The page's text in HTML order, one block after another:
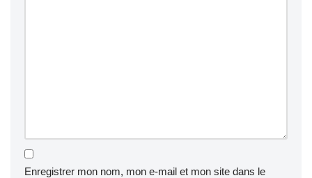
Enregistrer mon nom, mon e-mail et mon site dans le